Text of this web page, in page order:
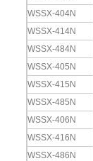
WSSX-404N
WSSX-414N
WSSX-484N
WSSX-405N
WSSX-415N
WSSX-485N
WSSX-406N
WSSX-416N
WSSX-486N